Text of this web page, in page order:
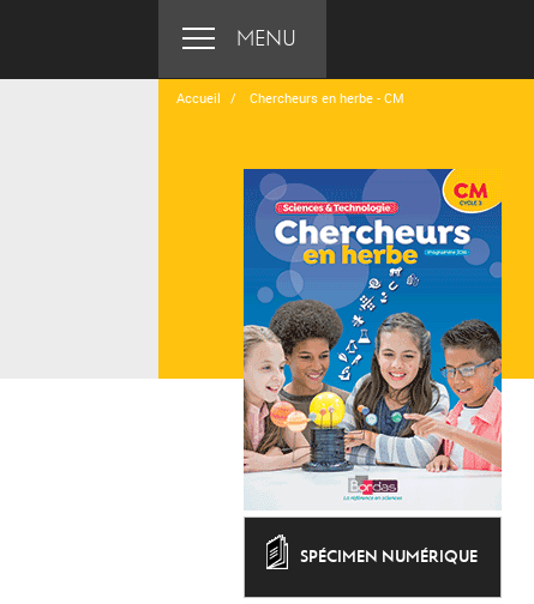
MENU
Accueil Chercheurs en herbe - CM
SPÉCIMEN NUMÉRIQUE